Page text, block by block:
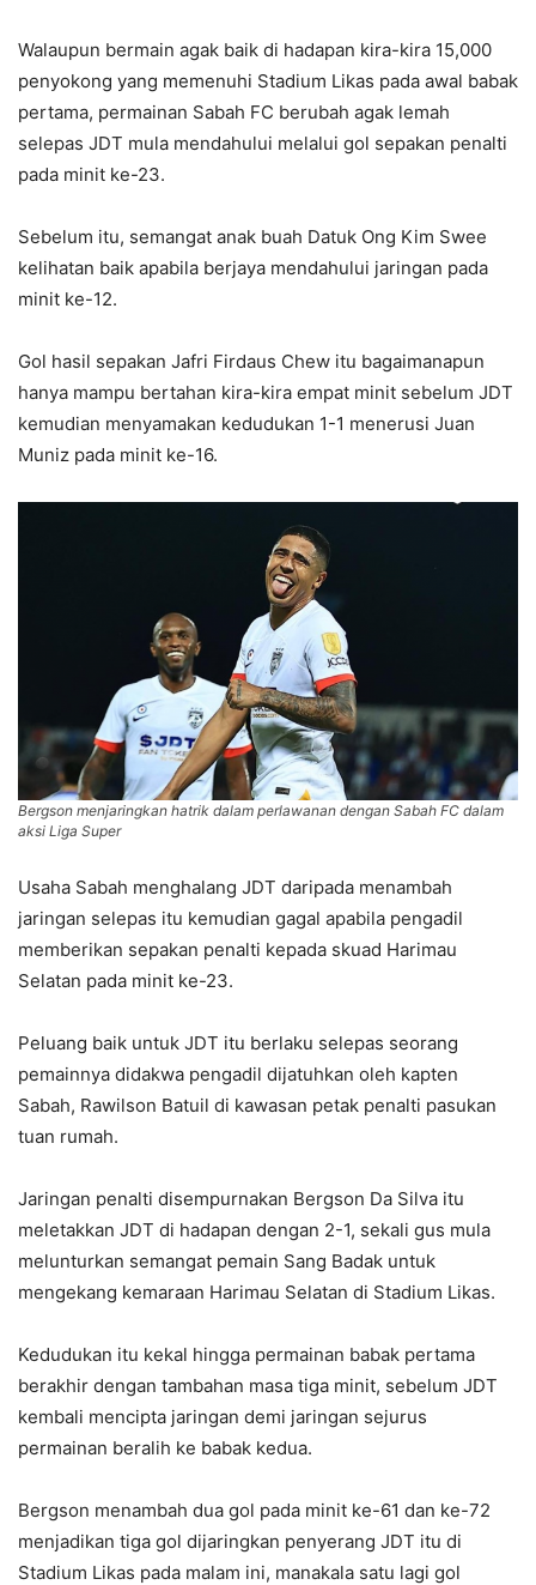
Walaupun bermain agak baik di hadapan kira-kira 15,000
penyokong yang memenuhi Stadium Likas pada awal babak
pertama, permainan Sabah FC berubah agak lemah
selepas JDT mula mendahului melalui gol sepakan penalti
pada minit ke-23.
Sebelum itu, semangat anak buah Datuk Ong Kim Swee
kelihatan baik apabila berjaya mendahului jaringan pada
minit ke-12.
Gol hasil sepakan Jafri Firdaus Chew itu bagaimanapun
hanya mampu bertahan kira-kira empat minit sebelum JDT
kemudian menyamakan kedudukan 1-1 menerusi Juan
Muniz pada minit ke-16.
Bergson menjaringkan hatrik dalam perlawanan dengan Sabah FC dalam
aksi Liga Super
Usaha Sabah menghalang JDT daripada menambah
jaringan selepas itu kemudian gagal apabila pengadil
memberikan sepakan penalti kepada skuad Harimau
Selatan pada minit ke-23.
Peluang baik untuk JDT itu berlaku selepas seorang
pemainnya didakwa pengadil dijatuhkan oleh kapten
Sabah, Rawilson Batuil di kawasan petak penalti pasukan
tuan rumah.
Jaringan penalti disempurnakan Bergson Da Silva itu
meletakkan JDT di hadapan dengan 2-1, sekali gus mula
melunturkan semangat pemain Sang Badak untuk
mengekang kemaraan Harimau Selatan di Stadium Likas.
Kedudukan itu kekal hingga permainan babak pertama
berakhir dengan tambahan masa tiga minit, sebelum JDT
kembali mencipta jaringan demi jaringan sejurus
permainan beralih ke babak kedua.
Bergson menambah dua gol pada minit ke-61 dan ke-72
menjadikan tiga gol dijaringkan penyerang JDT itu di
Stadium Likas pada malam ini, manakala satu lagi gol